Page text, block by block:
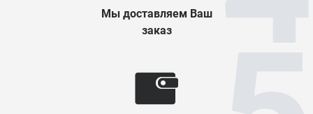
Мы доставляем Ваш
заказ